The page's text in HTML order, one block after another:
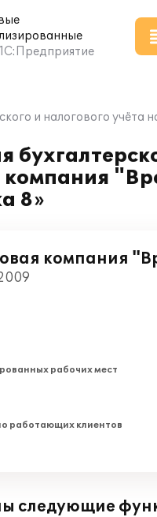
1С:Предприятие
и налогового
8»
компания
рабочих мест
работающих клиентов
следующие